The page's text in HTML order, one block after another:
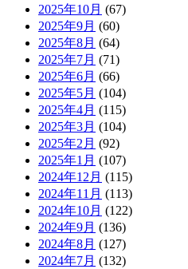
2025年10月 (67)
2025年9月 (60)
2025年8月 (64)
2025年7月 (71)
2025年6月 (66)
2025年5月 (104)
2025年4月 (115)
2025年3月 (104)
2025年2月 (92)
2025年1月 (107)
2024年12月 (115)
2024年11月 (113)
2024年10月 (122)
2024年9月 (136)
2024年8月 (127)
2024年7月 (132)